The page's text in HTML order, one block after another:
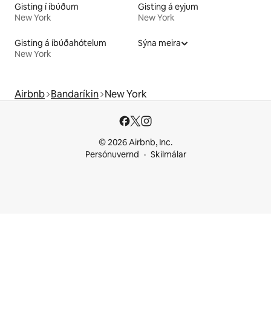
Gisting í íbúðum
New York
Gisting á eyjum
New York
Gisting á íbúðahótelum
New York
Sýna meira
Airbnb Bandaríkin New York
© 2026 Airbnb, Inc.
Persónuvernd
Skilmálar